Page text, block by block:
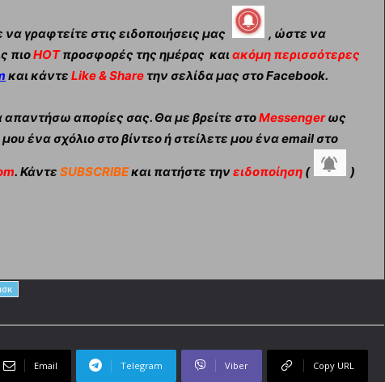
γραφτείτε στις ειδοποιήσεις μας
, ώστε να
πιοHOTπροσφορές της ημέρας καιακόμη περισσότερες
και κάντε Like & Share την σελίδα μας στο Facebook.
απορίες σας. Θα με βρείτε στοMessengerως
ένα σχόλιο στο βίντεο ή στείλετε μου ένα email στο
. Κάντε SUBSCRIBEκαι πατήστε τηνειδοποίηση (
)
Email Telegram Viber Copy URL